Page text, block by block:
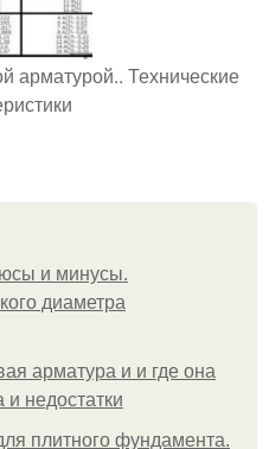
арматурой.. Технические
и минусы.
диаметра
арматура и и где она
и недостатки
плитного фундамента.